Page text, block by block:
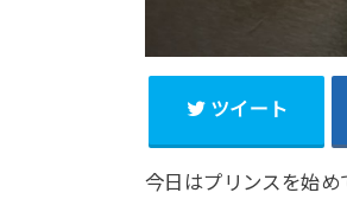
ツイート
今日はプリンスを始め